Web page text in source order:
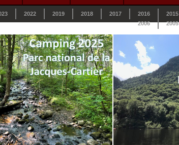
2022 2019 2018 2017 2016 2015
2006
2005